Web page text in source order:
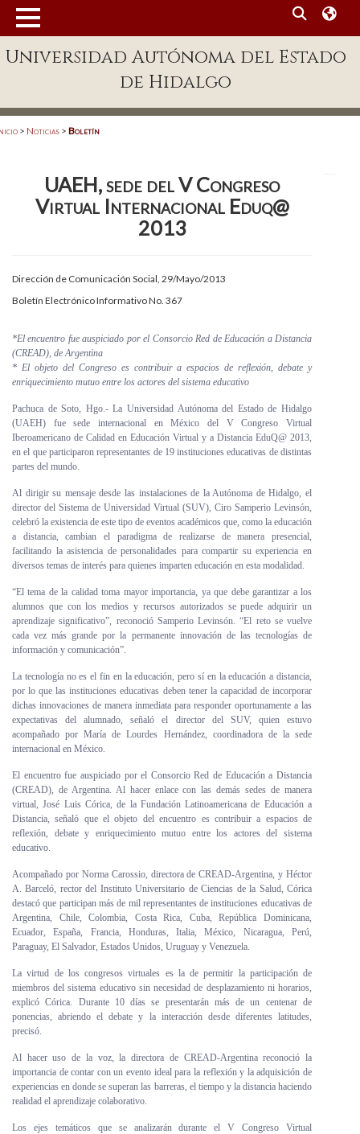
Enlaces
Patronato
Acreditación Internacional
Aspirantes
Personal
Alumni
Visitantes
Universidad Autónoma del Estado
de Hidalgo
> Noticias > Boletín
UAEH, sede del V Congreso
Virtual Internacional Eduq@
2013
Dirección de Comunicación Social, 29/Mayo/2013
Boletín Electrónico Informativo No. 367
*El encuentro fue auspiciado por el Consorcio Red de Educación a Distancia
(CREAD), de Argentina
* El objeto del Congreso es contribuir a espacios de reflexión, debate y
enriquecimiento mutuo entre los actores del sistema educativo
Pachuca de Soto, Hgo.- La Universidad Autónoma del Estado de Hidalgo
(UAEH) fue sede internacional en México del V Congreso Virtual
Iberoamericano de Calidad en Educación Virtual y a Distancia EduQ@ 2013,
en el que participaron representantes de 19 instituciones educativas de distintas
partes del mundo.
Al dirigir su mensaje desde las instalaciones de la Autónoma de Hidalgo, el
director del Sistema de Universidad Virtual (SUV), Ciro Samperio Levinsón,
celebró la existencia de este tipo de eventos académicos que, como la educación
a distancia, cambian el paradigma de realizarse de manera presencial,
facilitando la asistencia de personalidades para compartir su experiencia en
diversos temas de interés para quienes imparten educación en esta modalidad.
“El tema de la calidad toma mayor importancia, ya que debe garantizar a los
alumnos que con los medios y recursos autorizados se puede adquirir un
aprendizaje significativo”, reconoció Samperio Levinsón. “El reto se vuelve
cada vez más grande por la permanente innovación de las tecnologías de
información y comunicación”.
La tecnología no es el fin en la educación, pero sí en la educación a distancia,
por lo que las instituciones educativas deben tener la capacidad de incorporar
dichas innovaciones de manera inmediata para responder oportunamente a las
expectativas del alumnado, señaló el director del SUV, quien estuvo
acompañado por María de Lourdes Hernández, coordinadora de la sede
internacional en México.
El encuentro fue auspiciado por el Consorcio Red de Educación a Distancia
(CREAD), de Argentina. Al hacer enlace con las demás sedes de manera
virtual, José Luis Córica, de la Fundación Latinoamericana de Educación a
Distancia, señaló que el objeto del encuentro es contribuir a espacios de
reflexión, debate y enriquecimiento mutuo entre los actores del sistema
educativo.
Acompañado por Norma Carossio, directora de CREAD-Argentina, y Héctor
A. Barceló, rector del Instituto Universitario de Ciencias de la Salud, Córica
destacó que participan más de mil representantes de instituciones educativas de
Argentina, Chile, Colombia, Costa Rica, Cuba, República Dominicana,
Ecuador, España, Francia, Honduras, Italia, México, Nicaragua, Perú,
Paraguay, El Salvador, Estados Unidos, Uruguay y Venezuela.
La virtud de los congresos virtuales es la de permitir la participación de
miembros del sistema educativo sin necesidad de desplazamiento ni horarios,
explicó Córica. Durante 10 días se presentarán más de un centenar de
ponencias, abriendo el debate y la interacción desde diferentes latitudes,
precisó.
Al hacer uso de la voz, la directora de CREAD-Argentina reconoció la
importancia de contar con un evento ideal para la reflexión y la adquisición de
experiencias en donde se superan las barreras, el tiempo y la distancia haciendo
realidad el aprendizaje colaborativo.
Los ejes temáticos que se analizarán durante el V Congreso Virtual